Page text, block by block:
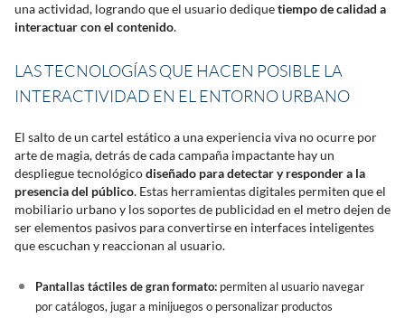
una actividad, logrando que el usuario dediquetiempo de calidad a
interactuar con el contenido.
LAS TECNOLOGÍAS QUE HACEN POSIBLE LA
INTERACTIVIDAD EN EL ENTORNO URBANO
El salto de un cartel estático a una experiencia viva no ocurre por
arte de magia, detrás de cada campaña impactante hay un
despliegue tecnológicodiseñado para detectar y responder a la
presencia del público. Estas herramientas digitales permiten que el
mobiliario urbano y los soportes de publicidad en el metro dejen de
ser elementos pasivos para convertirse en interfaces inteligentes
que escuchan y reaccionan al usuario.
Pantallas táctiles de gran formato: permiten al usuario navegar
por catálogos, jugar a minijuegos o personalizar productos